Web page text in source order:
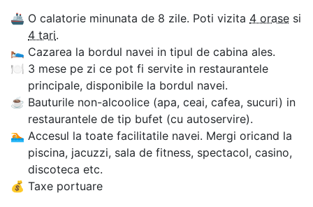
🚢 O calatorie minunata de 8 zile. Poti vizita 4 orase si
4 tari.
🛌 Cazarea la bordul navei in tipul de cabina ales.
🍽 3 mese pe zi ce pot fi servite in restaurantele
principale, disponibile la bordul navei.
☕ Bauturile non-alcoolice (apa, ceai, cafea, sucuri) in
restaurantele de tip bufet (cu autoservire).
🏊‍ Accesul la toate facilitatile navei. Mergi oricand la
piscina, jacuzzi, sala de fitness, spectacol, casino,
discoteca etc.
💰 Taxe portuare